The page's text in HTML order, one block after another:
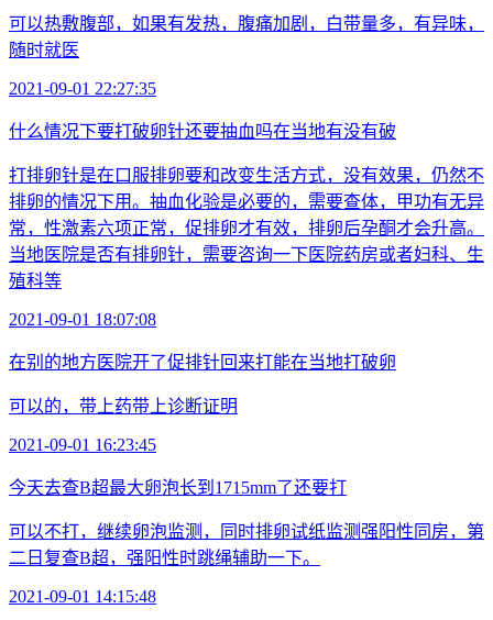
可以热敷腹部，如果有发热，腹痛加剧，白带量多，有异味，
随时就医
2021-09-01 22:27:35
什么情况下要打破卵针还要抽血吗在当地有没有破
打排卵针是在口服排卵要和改变生活方式，没有效果，仍然不
排卵的情况下用。抽血化验是必要的，需要查体，甲功有无异
常，性激素六项正常，促排卵才有效，排卵后孕酮才会升高。
当地医院是否有排卵针，需要咨询一下医院药房或者妇科、生
殖科等
2021-09-01 18:07:08
在别的地方医院开了促排针回来打能在当地打破卵
可以的，带上药带上诊断证明
2021-09-01 16:23:45
今天去查B超最大卵泡长到1715mm了还要打
可以不打，继续卵泡监测，同时排卵试纸监测强阳性同房，第
二日复查B超，强阳性时跳绳辅助一下。
2021-09-01 14:15:48